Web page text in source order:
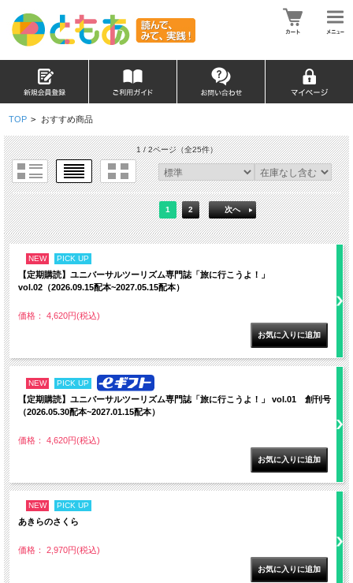
TOP > おすすめ商品
1 / 2ページ（全25件）
1 2 次へ
NEW PICK UP
【定期購読】ユニバーサルツーリズム専門誌「旅に行こうよ！」
vol.02（2026.09.15配本~2027.05.15配本）
価格： 4,620円(税込)
NEW PICK UP
【定期購読】ユニバーサルツーリズム専門誌「旅に行こうよ！」 vol.01 創刊号
（2026.05.30配本~2027.01.15配本）
価格： 4,620円(税込)
NEW PICK UP
あきらのさくら
価格： 2,970円(税込)